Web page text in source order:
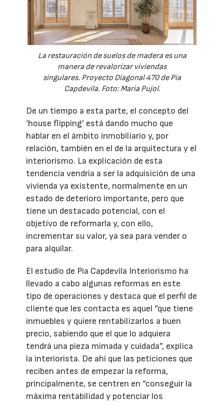
La restauración de suelos de madera es una
manera de revalorizar viviendas
singulares. Proyecto Diagonal 470 de Pia
Capdevila. Foto: Maria Pujol.
De un tiempo a esta parte, el concepto del
‘house flipping’ está dando mucho que
hablar en el ámbito inmobiliario y, por
relación, también en el de la arquitectura y el
interiorismo. La explicación de esta
tendencia vendría a ser la adquisición de una
vivienda ya existente, normalmente en un
estado de deterioro importante, pero que
tiene un destacado potencial, con el
objetivo de reformarla y, con ello,
incrementar su valor, ya sea para vender o
para alquilar.
El estudio de Pia Capdevila Interiorismo ha
llevado a cabo algunas reformas en este
tipo de operaciones y destaca que el perfil de
cliente que les contacta es aquel “que tiene
inmuebles y quiere rentabilizarlos a buen
precio, sabiendo que el que lo adquiera
tendrá una pieza mimada y cuidada”, explica
la interiorista. De ahí que las peticiones que
reciben antes de empezar la reforma,
principalmente, se centren en “conseguir la
máxima rentabilidad y potenciar los